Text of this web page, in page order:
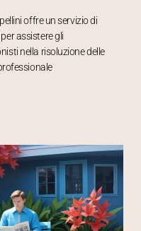
offre un servizio di
assistere gli
nella risoluzione delle